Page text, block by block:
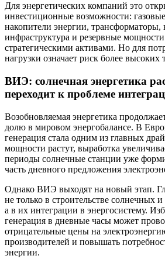
Для энергетических компаний это
инвестиционные возможности:
накопители энергии, трансформаторы,
инфраструктура и резервные мощности
стратегическими активами. Но для
нагрузки означает риск более высоких
ВИЭ: солнечная энергетика
переходит к проблеме
Возобновляемая энергетика
долю в мировом энергобалансе. В
генерация стала одним из главных
мощности растут, выработка
периоды солнечные станции уже
часть дневного предложения
Однако ВИЭ выходят на новый этап.
не только в строительстве солнечных
а в их интеграции в энергосистему.
генерация в дневные часы может
отрицательные цены на
производителей и повышать
энергии.